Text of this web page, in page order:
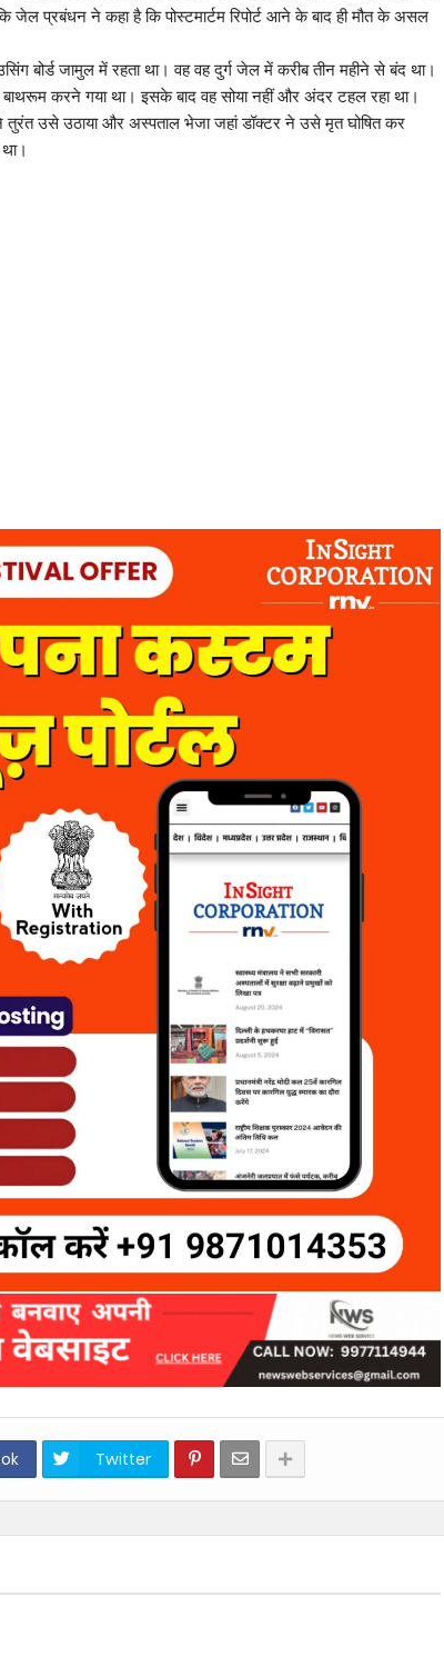
जेल प्रबंधन ने कहा है कि पोस्टमार्टम रिपोर्ट आने के बाद ही मौत के असल
बोर्ड जामुल में रहता था। वह वह दुर्ग जेल में करीब तीन महीने से बंद था।
बाथरूम करने गया था। इसके बाद वह सोया नहीं और अंदर टहल रहा था।
उसे उठाया और अस्पताल भेजा जहां डॉक्टर ने उसे मृत घोषित कर
Twitter